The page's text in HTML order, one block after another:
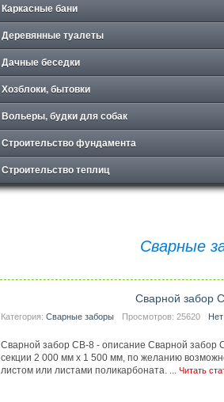
Каркасные бани
Деревянные туалеты
Дачные беседки
Хозблоки, бытовки
Вольеры, будки для собак
Строительство фундамента
Строительство теплиц
Сварные
Сварной забор
Категория: Сварные заборы Просмотров: 25620
Сварной забор СВ-8 - описание Сварной забор
секции 2 000 мм х 1 500 мм, по желанию
листом или листами поликарбоната. ... Читать